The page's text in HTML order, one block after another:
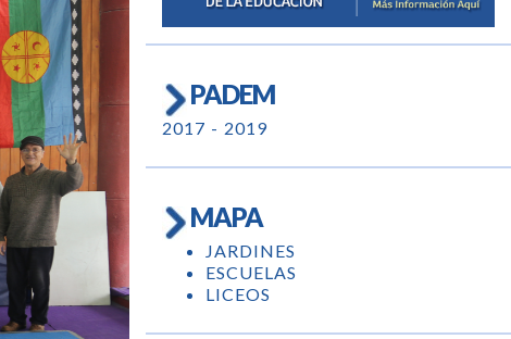
PADEM
2017 - 2019
MAPA
JARDINES
ESCUELAS
LICEOS